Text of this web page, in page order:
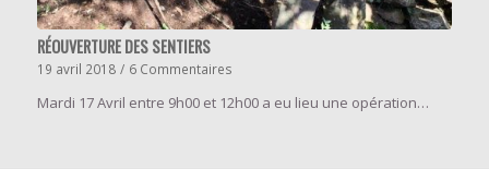
RÉOUVERTURE DES SENTIERS
19 avril 2018 / 6 Commentaires
Mardi 17 Avril entre 9h00 et 12h00 a eu lieu une opération…